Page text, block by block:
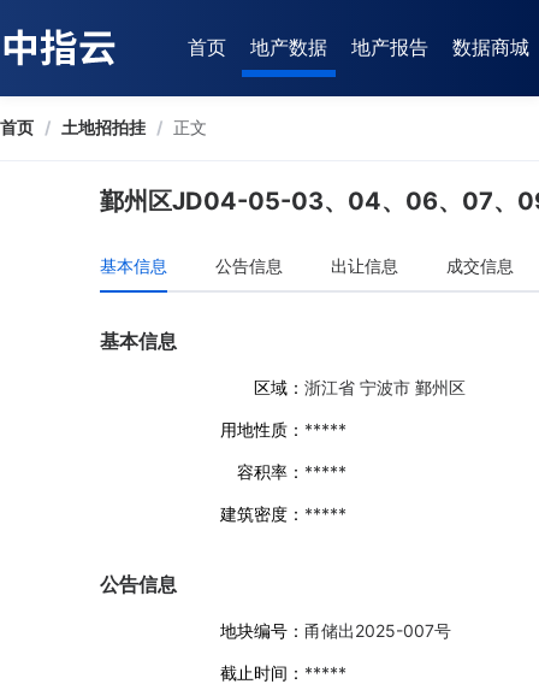
首页 地产数据 地产报告 数据商城
首页 / 土地招拍挂 / 正文
鄞州区JD04-05-03、04、06、07、
基本信息 公告信息 出让信息 成交信息
基本信息
区域： 浙江省 宁波市 鄞州区
用地性质： *****
容积率： *****
建筑密度： *****
公告信息
地块编号： 甬储出2025-007号
截止时间： *****